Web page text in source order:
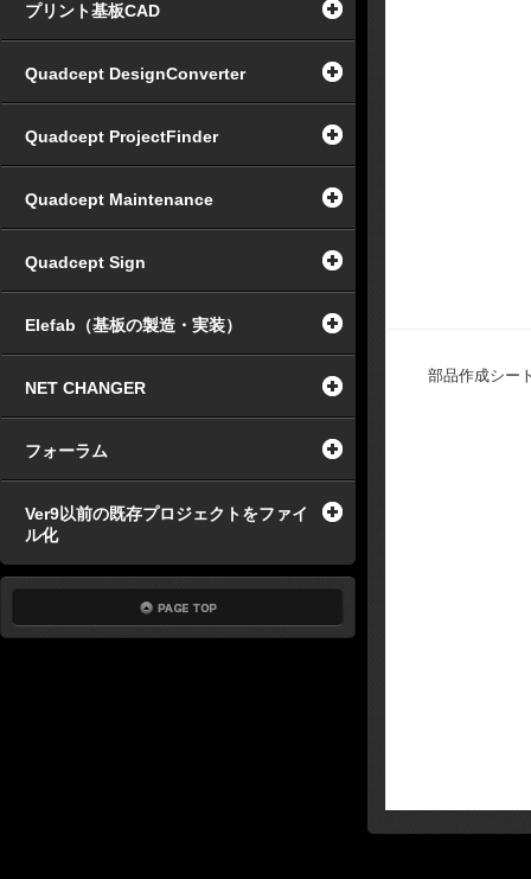
プリント基板CAD
Quadcept DesignConverter
Quadcept ProjectFinder
Quadcept Maintenance
Quadcept Sign
Elefab（基板の製造・実装）
NET CHANGER
フォーラム
Ver9以前の既存プロジェクトをファイ
ル化
部品作成シー